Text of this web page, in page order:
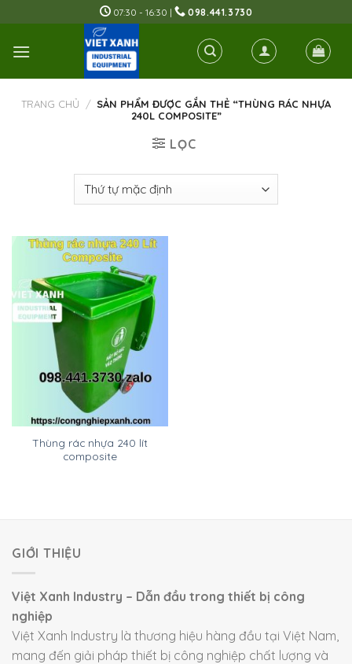
to
content
07:30 - 16:30 | 098.441.3730
TRANG CHỦ / SẢN PHẨM ĐƯỢC GẮN THẺ “THÙNG RÁC NHỰA
240L COMPOSITE”
LỌC
Thùng rác nhựa 240 lít
composite
GIỚI THIỆU
Việt Xanh Industry – Dẫn đầu trong thiết bị công
nghiệp
Việt Xanh Industry là thương hiệu hàng đầu tại Việt Nam,
mang đến giải pháp thiết bị công nghiệp chất lượng và